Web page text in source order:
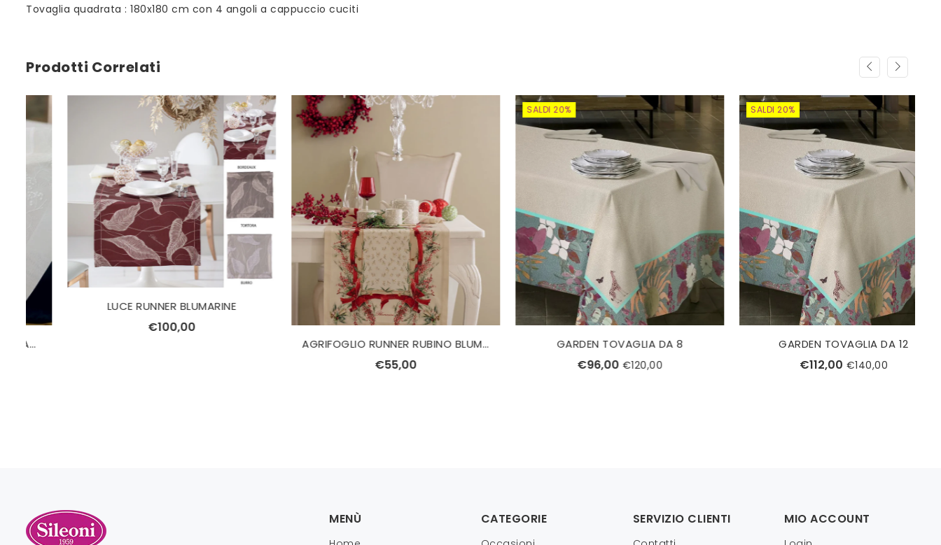
Tovaglia quadrata : 180x180 cm con 4 angoli a cappuccio cuciti
Prodotti Correlati
LUCE RUNNER BLUMARINE
€100,00
AGRIFOGLIO RUNNER RUBINO BLUMARINE
€55,00
SALDI 20%
GARDEN TOVAGLIA DA 8
€96,00 €120,00
SALDI 20%
GARDEN TOVAGLIA DA 12
€112,00 €140,00
MENÙ CATEGORIE SERVIZIO CLIENTI MIO ACCOUNT